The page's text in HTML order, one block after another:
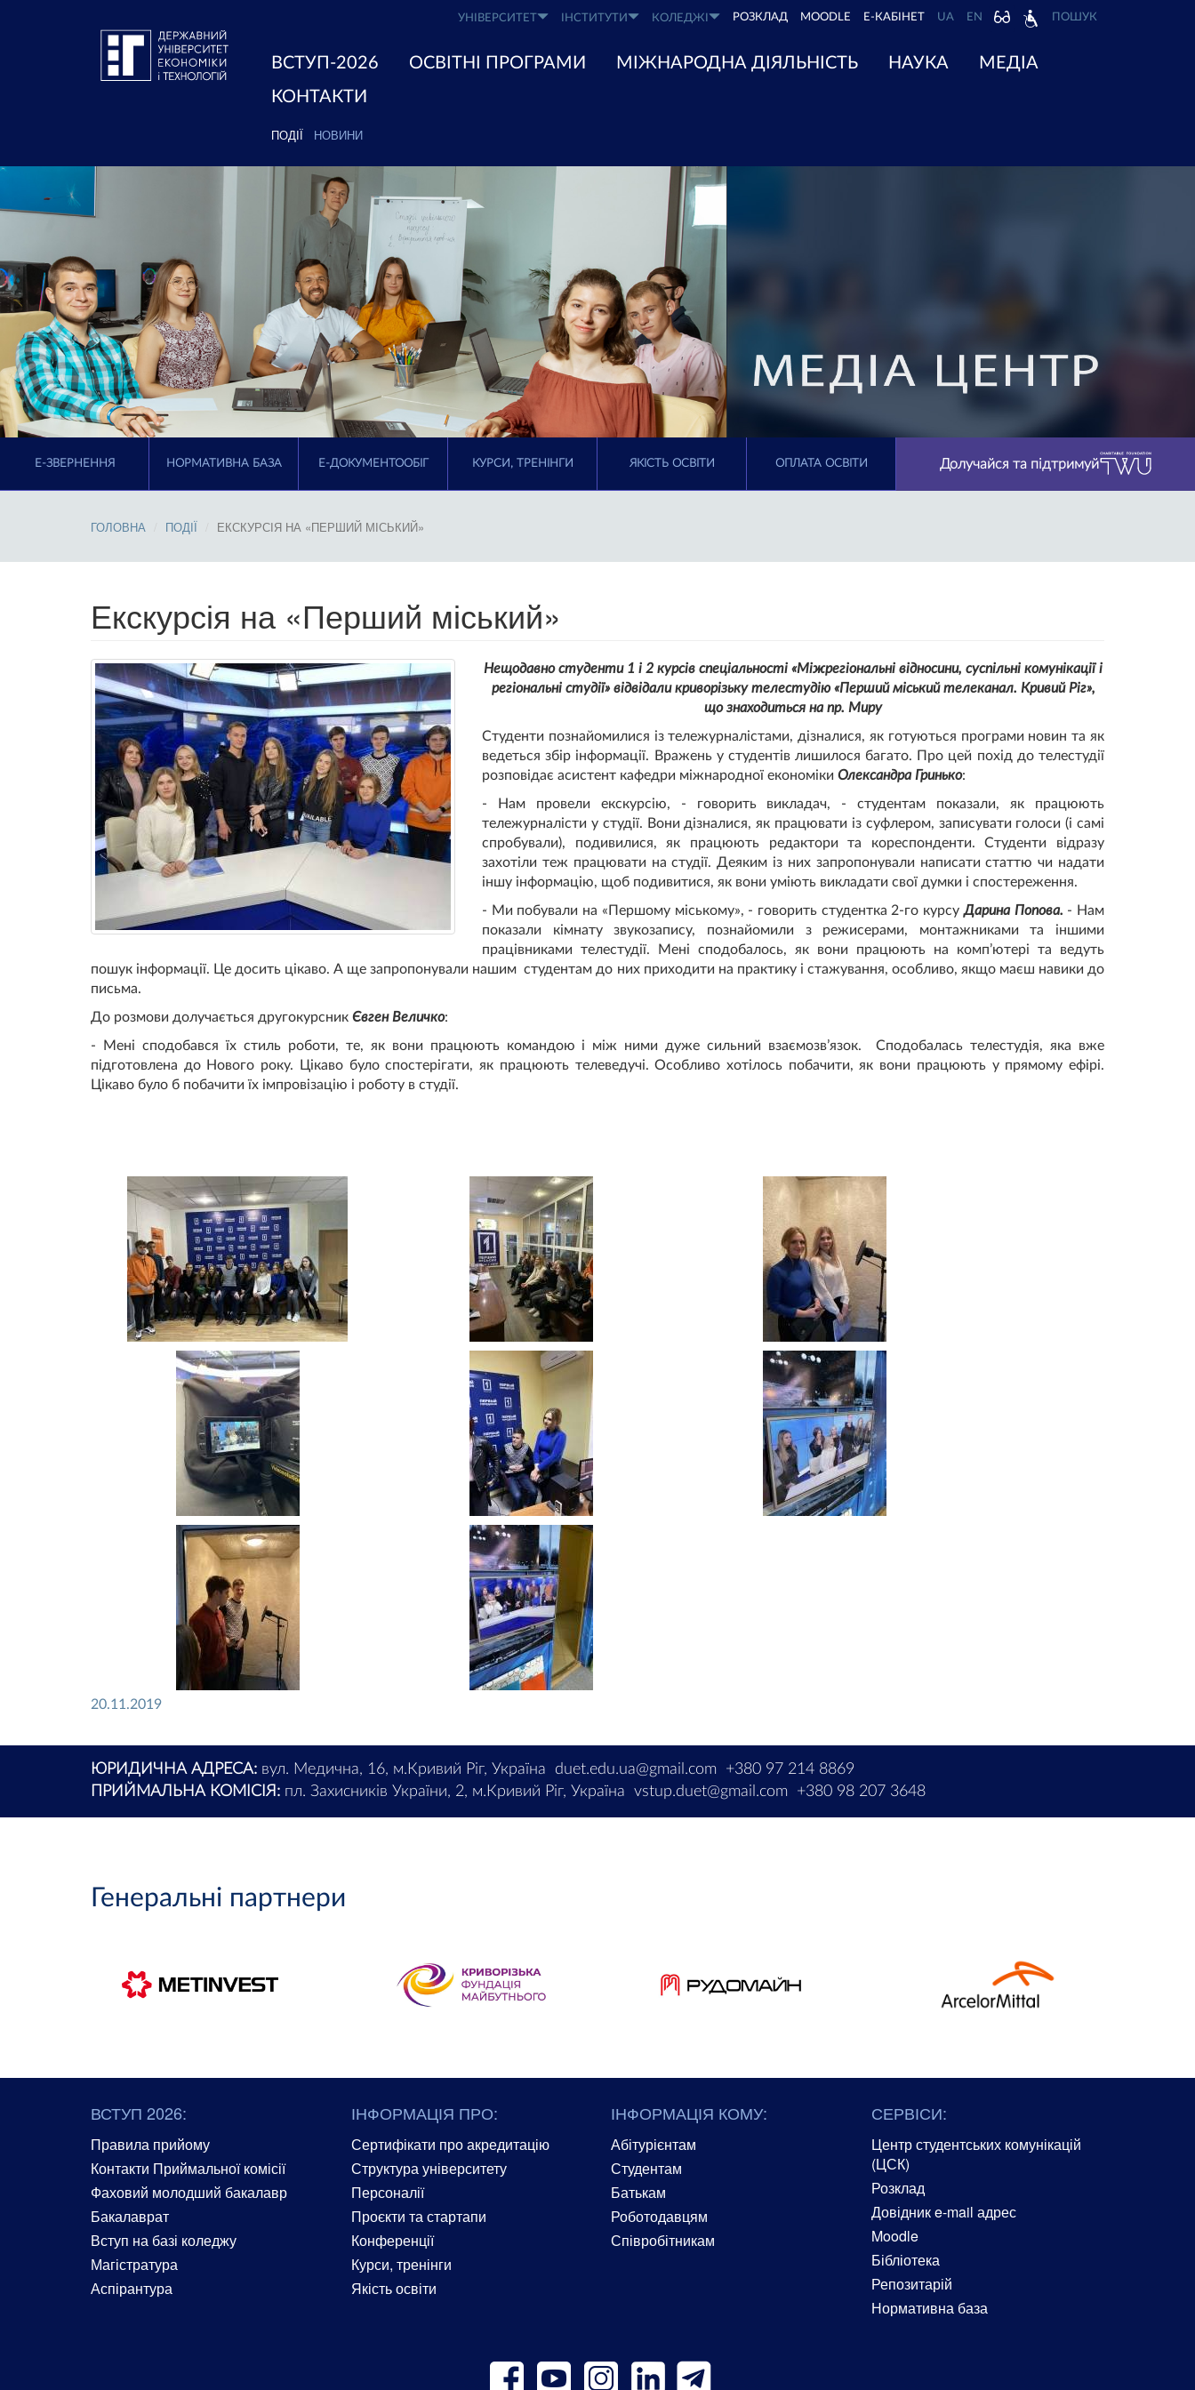
УНІВЕРСИТЕТ ІНСТИТУТИ КОЛЕДЖІ РОЗКЛАД MOODLE Е-КАБІНЕТ UA EN ПОШУК
ВСТУП-2026 ОСВІТНІ ПРОГРАМИ МІЖНАРОДНА ДІЯЛЬНІСТЬ НАУКА
МЕДІА
КОНТАКТИ
ПОДІЇ НОВИНИ
E-ЗВЕРНЕННЯ НОРМАТИВНА БАЗА Е-ДОКУМЕНТООБІГ КУРСИ, ТРЕНІНГИ ЯКІСТЬ ОСВІТИ ОПЛАТА ОСВІТИ Долучайся та підтримуй
ГОЛОВНА ПОДІЇ ЕКСКУРСІЯ НА «ПЕРШИЙ МІСЬКИЙ»
Екскурсія на «Перший міський»
Нещодавно студенти 1 і 2 курсів спеціальності «Міжрегіональні відносини, суспільні комунікації і
регіональні студії» відвідали криворізьку телестудію «Перший міський телеканал. Кривий Ріг»,
що знаходиться на пр. Миру
Студенти познайомилися із тележурналістами, дізналися, як готуються програми новин та як
ведеться збір інформації. Вражень у студентів лишилося багато. Про цей похід до телестудії
розповідає асистент кафедри міжнародної економіки Олександра Гринько:
- Нам провели екскурсію, - говорить викладач, - студентам показали, як працюють
тележурналісти у студії. Вони дізналися, як працювати із суфлером, записувати голоси (і самі
спробували), подивилися, як працюють редактори та кореспонденти. Студенти відразу
захотіли теж працювати на студії. Деяким із них запропонували написати статтю чи надати
іншу інформацію, щоб подивитися, як вони уміють викладати свої думки і спостереження.
- Ми побували на «Першому міському», - говорить студентка 2-го курсуДарина Попова. - Нам
показали кімнату звукозапису, познайомили з режисерами, монтажниками та іншими
працівниками телестудії. Мені сподобалось, як вони працюють на комп’ютері та ведуть
пошук інформації. Це досить цікаво. А ще запропонували нашим студентам до них приходити на практику і стажування, особливо, якщо маєш навики до
письма.
До розмови долучається другокурсник Євген Величко:
- Мені сподобався їх стиль роботи, те, як вони працюють командою і між ними дуже сильний взаємозв’язок. Сподобалась телестудія, яка вже
підготовлена до Нового року. Цікаво було спостерігати, як працюють телеведучі. Особливо хотілось побачити, як вони працюють у прямому ефірі.
Цікаво було б побачити їх імпровізацію і роботу в студії.
20.11.2019
ЮРИДИЧНА АДРЕСА: вул. Медична, 16, м.Кривий Ріг, Україна duet.edu.ua@gmail.com
+380 97 214 8869
ПРИЙМАЛЬНА КОМІСІЯ: пл. Захисників України, 2, м.Кривий Ріг, Україна vstup.duet@gmail.com +380 98 207 3648
Генеральні партнери
ВСТУП 2026:
Правила прийому
Контакти Приймальної комісії
Фаховий молодший бакалавр
Бакалаврат
Вступ на базі коледжу
Магістратура
Аспірантура
ІНФОРМАЦІЯ ПРО:
Сертифікати про акредитацію
Структура університету
Персоналії
Проєкти та стартапи
Конференції
Курси, тренінги
Якість освіти
ІНФОРМАЦІЯ КОМУ:
Абітурієнтам
Студентам
Батькам
Роботодавцям
Співробітникам
СЕРВІСИ:
Центр студентських комунікацій
(ЦСК)
Розклад
Довідник e-mail адрес
Moodle
Бібліотека
Репозитарій
Нормативна база